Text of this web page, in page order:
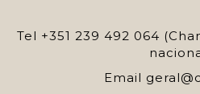
Tel +351 239 492 064
Email